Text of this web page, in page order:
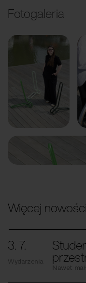
Fotogaleria
Więcej nowości
3. 7.
Wydarzenia
Nawet